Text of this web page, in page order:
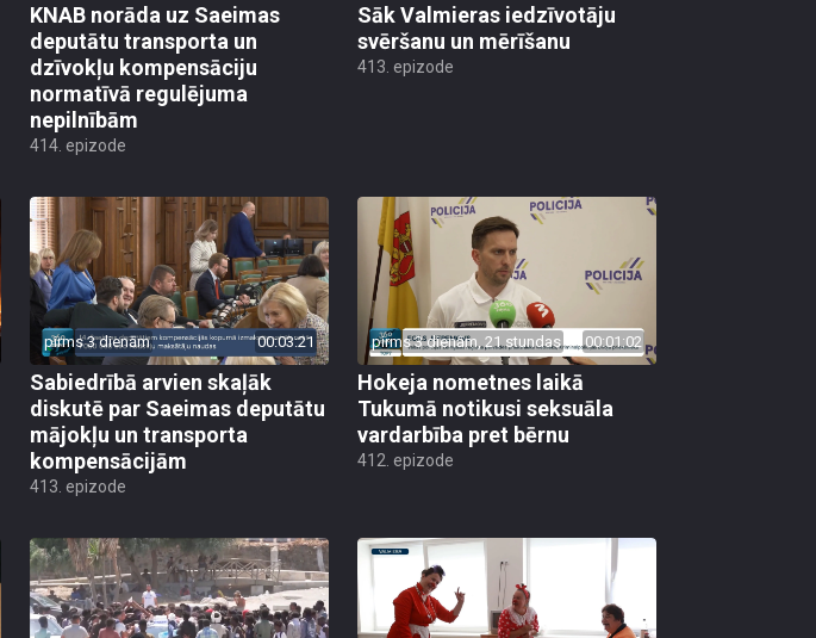
KNAB norāda uz Saeimas
deputātu transporta un
dzīvokļu kompensāciju
normatīvā regulējuma
nepilnībām
414. epizode
Sāk Valmieras iedzīvotāju
svēršanu un mērīšanu
413. epizode
pirms 3 dienām 00:03:21
Sabiedrībā arvien skaļāk
diskutē par Saeimas deputātu
mājokļu un transporta
kompensācijām
413. epizode
pirms 3 dienām, 21 stundas 00:01:02
Hokeja nometnes laikā
Tukumā notikusi seksuāla
vardarbība pret bērnu
412. epizode